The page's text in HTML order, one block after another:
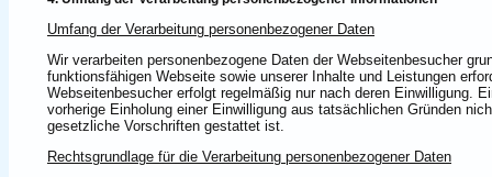
Umfang der Verarbeitung personenbezogener Daten
Wir verarbeiten personenbezogene Daten der Webseitenbesucher
funktionsfähigen Webseite sowie unserer Inhalte und Leistungen
Webseitenbesucher erfolgt regelmäßig nur nach deren Einwilligung.
vorherige Einholung einer Einwilligung aus tatsächlichen Gründen
gesetzliche Vorschriften gestattet ist.
Rechtsgrundlage für die Verarbeitung personenbezogener Daten